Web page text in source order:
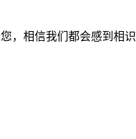
，相信我们都会感到相